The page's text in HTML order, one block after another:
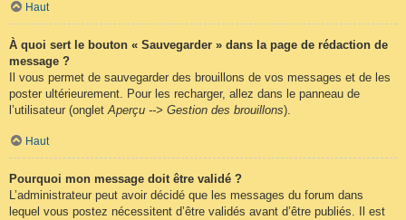
Haut
À quoi sert le bouton « Sauvegarder » dans la page de rédaction de
message ?
Il vous permet de sauvegarder des brouillons de vos messages et de les
poster ultérieurement. Pour les recharger, allez dans le panneau de
l’utilisateur (ongletAperçu --> Gestion des brouillons).
Haut
Pourquoi mon message doit être validé ?
L’administrateur peut avoir décidé que les messages du forum dans
lequel vous postez nécessitent d’être validés avant d’être publiés. Il est